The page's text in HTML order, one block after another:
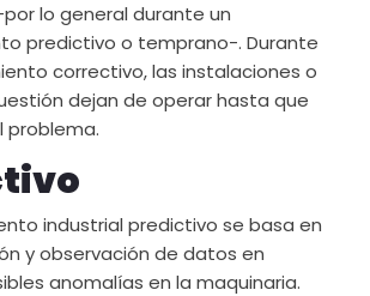
lo general durante un
predictivo o temprano-. Durante
correctivo, las instalaciones o
dejan de operar hasta que
problema.
industrial predictivo se basa en
y observación de datos en
anomalías en la maquinaria.